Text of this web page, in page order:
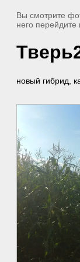
Вы смотрите
него перейдите
новый гибрид,